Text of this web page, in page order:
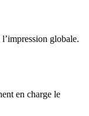
globale.
en charge le